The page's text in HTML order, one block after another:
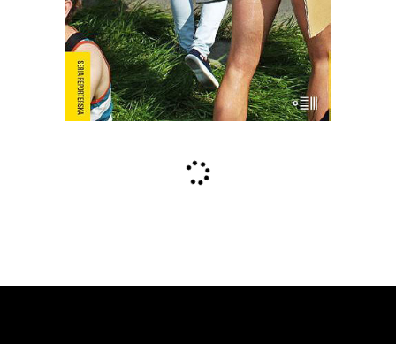
dokumentalnym „Oto Ameryka”.
Emitowany nocą w […]